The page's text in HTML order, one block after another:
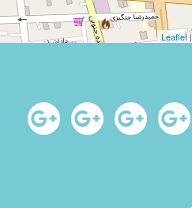
Leaflet|